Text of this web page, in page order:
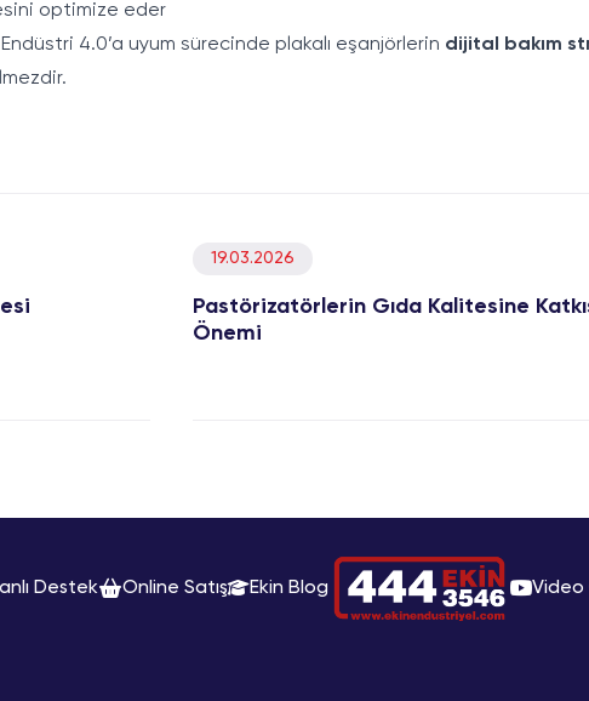
optimize eder
4.0’a uyum sürecinde plakalı eşanjörlerin dijital bakım
19.03.2026
Pastörizatörlerin Gıda Kalitesine
Önemi
Destek Online Satış Ekin Blog Video